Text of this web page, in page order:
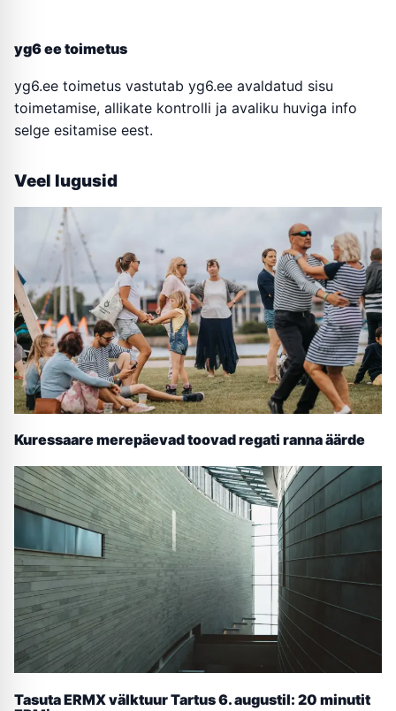
yg6 ee toimetus
yg6.ee toimetus vastutab yg6.ee avaldatud sisu
toimetamise, allikate kontrolli ja avaliku huviga info
selge esitamise eest.
Veel lugusid
Kuressaare merepäevad toovad regati ranna äärde
Tasuta ERMX välktuur Tartus 6. augustil: 20 minutit